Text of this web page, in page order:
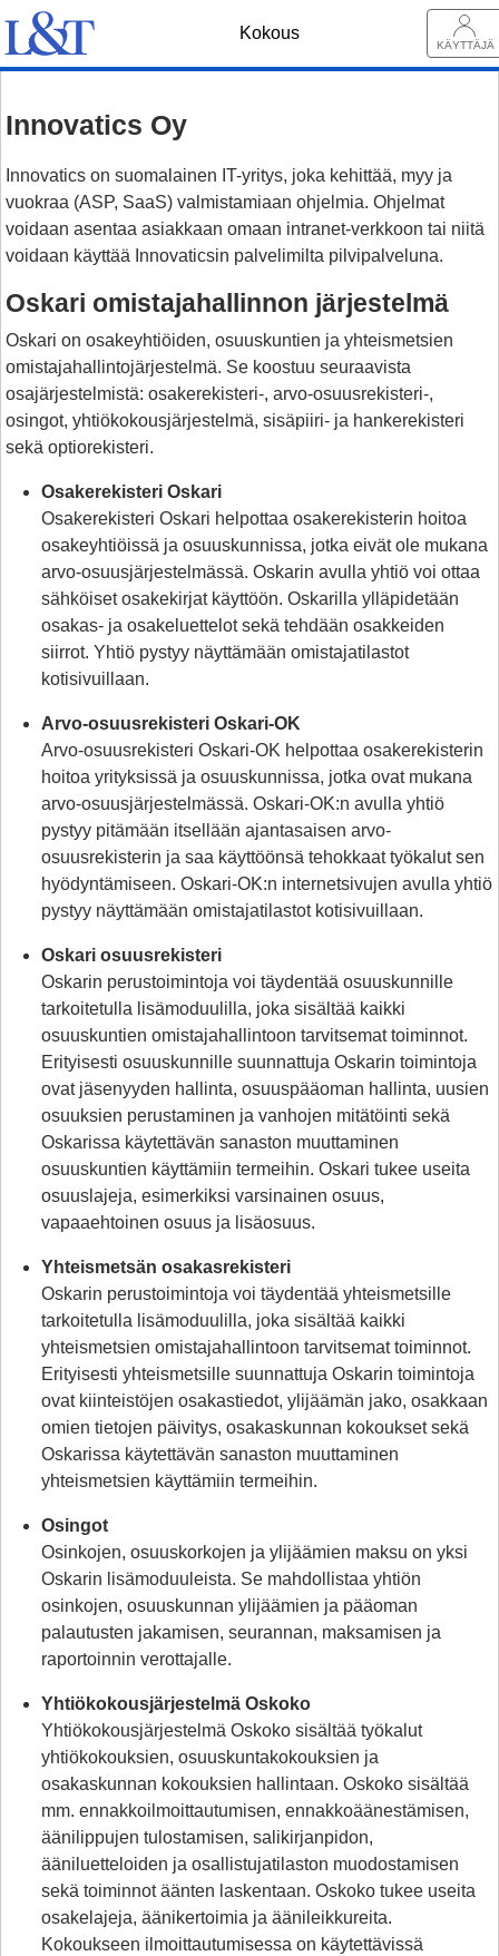
KÄYTTÄJÄ
Kokous
Innovatics Oy
Innovatics on suomalainen IT-yritys, joka kehittää, myy ja
vuokraa (ASP, SaaS) valmistamiaan ohjelmia. Ohjelmat
voidaan asentaa asiakkaan omaan intranet-verkkoon tai niitä
voidaan käyttää Innovaticsin palvelimilta pilvipalveluna.
Oskari omistajahallinnon järjestelmä
Oskari on osakeyhtiöiden, osuuskuntien ja yhteismetsien
omistajahallintojärjestelmä. Se koostuu seuraavista
osajärjestelmistä: osakerekisteri-, arvo-osuusrekisteri-,
osingot, yhtiökokousjärjestelmä, sisäpiiri- ja hankerekisteri
sekä optiorekisteri.
Osakerekisteri Oskari
Osakerekisteri Oskari helpottaa osakerekisterin hoitoa
osakeyhtiöissä ja osuuskunnissa, jotka eivät ole mukana
arvo-osuusjärjestelmässä. Oskarin avulla yhtiö voi ottaa
sähköiset osakekirjat käyttöön. Oskarilla ylläpidetään
osakas- ja osakeluettelot sekä tehdään osakkeiden
siirrot. Yhtiö pystyy näyttämään omistajatilastot
kotisivuillaan.
Arvo-osuusrekisteri Oskari-OK
Arvo-osuusrekisteri Oskari-OK helpottaa osakerekisterin
hoitoa yrityksissä ja osuuskunnissa, jotka ovat mukana
arvo-osuusjärjestelmässä. Oskari-OK:n avulla yhtiö
pystyy pitämään itsellään ajantasaisen arvo-
osuusrekisterin ja saa käyttöönsä tehokkaat työkalut sen
hyödyntämiseen. Oskari-OK:n internetsivujen avulla yhtiö
pystyy näyttämään omistajatilastot kotisivuillaan.
Oskari osuusrekisteri
Oskarin perustoimintoja voi täydentää osuuskunnille
tarkoitetulla lisämoduulilla, joka sisältää kaikki
osuuskuntien omistajahallintoon tarvitsemat toiminnot.
Erityisesti osuuskunnille suunnattuja Oskarin toimintoja
ovat jäsenyyden hallinta, osuuspääoman hallinta, uusien
osuuksien perustaminen ja vanhojen mitätöinti sekä
Oskarissa käytettävän sanaston muuttaminen
osuuskuntien käyttämiin termeihin. Oskari tukee useita
osuuslajeja, esimerkiksi varsinainen osuus,
vapaaehtoinen osuus ja lisäosuus.
Yhteismetsän osakasrekisteri
Oskarin perustoimintoja voi täydentää yhteismetsille
tarkoitetulla lisämoduulilla, joka sisältää kaikki
yhteismetsien omistajahallintoon tarvitsemat toiminnot.
Erityisesti yhteismetsille suunnattuja Oskarin toimintoja
ovat kiinteistöjen osakastiedot, ylijäämän jako, osakkaan
omien tietojen päivitys, osakaskunnan kokoukset sekä
Oskarissa käytettävän sanaston muuttaminen
yhteismetsien käyttämiin termeihin.
Osingot
Osinkojen, osuuskorkojen ja ylijäämien maksu on yksi
Oskarin lisämoduuleista. Se mahdollistaa yhtiön
osinkojen, osuuskunnan ylijäämien ja pääoman
palautusten jakamisen, seurannan, maksamisen ja
raportoinnin verottajalle.
Yhtiökokousjärjestelmä Oskoko
Yhtiökokousjärjestelmä Oskoko sisältää työkalut
yhtiökokouksien, osuuskuntakokouksien ja
osakaskunnan kokouksien hallintaan. Oskoko sisältää
mm. ennakkoilmoittautumisen, ennakkoäänestämisen,
äänilippujen tulostamisen, salikirjanpidon,
ääniluetteloiden ja osallistujatilaston muodostamisen
sekä toiminnot äänten laskentaan. Oskoko tukee useita
osakelajeja, äänikertoimia ja äänileikkureita.
Kokoukseen ilmoittautumisessa on käytettävissä